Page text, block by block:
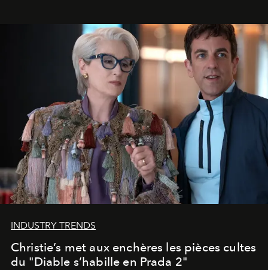
INDUSTRY TRENDS
Christie’s met aux enchères les pièces cultes
du "Diable s’habille en Prada 2"